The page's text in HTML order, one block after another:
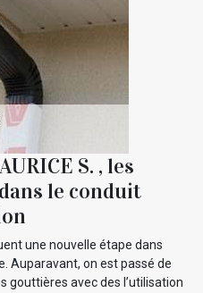
S. , les
le conduit
une nouvelle étape dans
Auparavant, on est passé de
gouttières avec des l’utilisation